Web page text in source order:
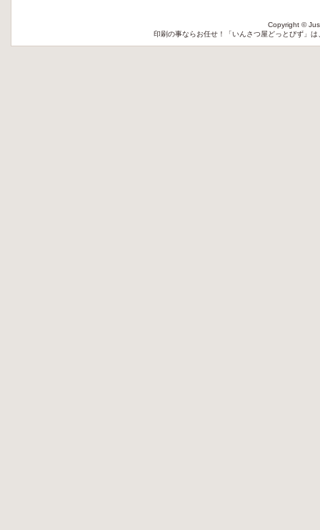
Copyright ©
印刷の事ならお任せ！「いんさつ屋どっとびず」は